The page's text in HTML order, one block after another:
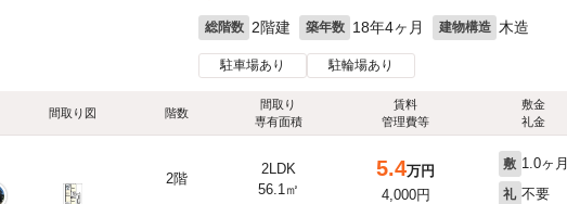
総階数 2階建 築年数 18年4ヶ月 建物構造 木造
駐車場あり 駐輪場あり
間取り図 階数
間取り
専有面積
賃料
管理費等
敷金
礼金
2階
2LDK
56.1㎡
5.4万円
4,000円
敷 1.0ヶ月
礼 不要